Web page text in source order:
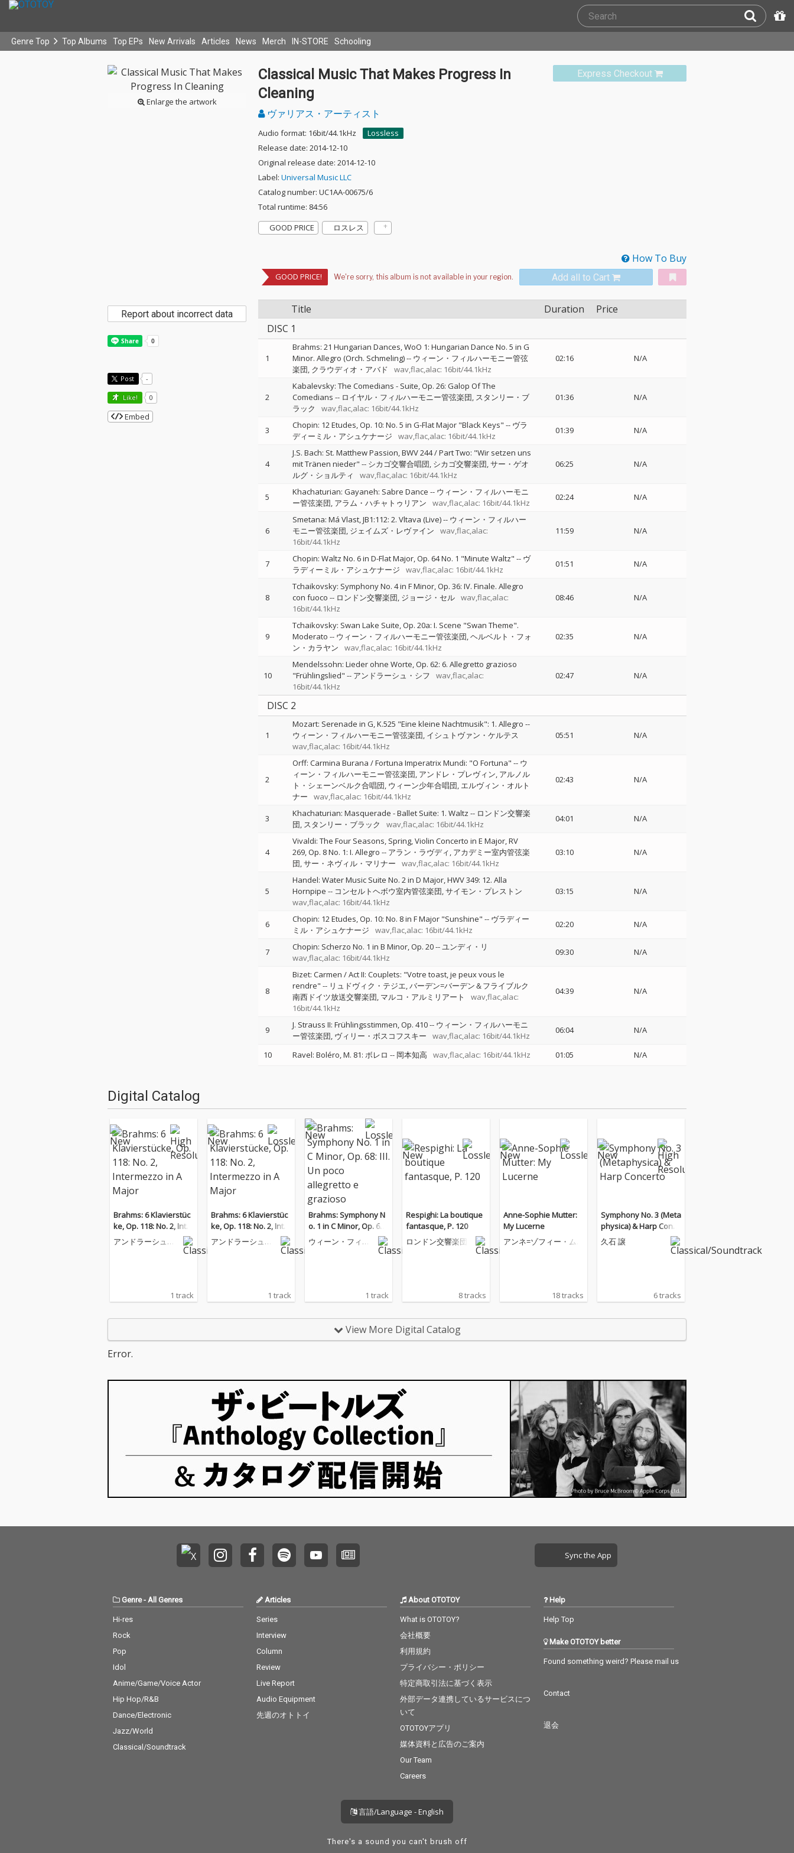
Genre Top Top Albums Top EPs New Arrivals Articles News Merch IN-STORE Schooling
Enlarge the artwork
Express Checkout
Classical Music That Makes Progress In
Cleaning
ヴァリアス・アーティスト
Audio format: 16bit/44.1kHz
Lossless
Release date: 2014-12-10
Original release date: 2014-12-10
Label: Universal Music LLC
Catalog number: UC1AA-00675/6
Total runtime: 84:56
GOOD PRICE
ロスレス
How To Buy
GOOD PRICE! Add all to Cart
Title Duration
Price
DISC 1
1
Brahms: 21 Hungarian Dances, WoO 1: Hungarian Dance No. 5 in G
Minor. Allegro (Orch. Schmeling)-- ウィーン・フィルハーモニー管弦
楽団 クラウディオ・アバド wav,flac,alac: 16bit/44.1kHz
02:16 N/A
2
Kabalevsky: The Comedians - Suite, Op. 26: Galop Of The
Comedians -- ロイヤル・フィルハーモニー管弦楽団 スタンリー・ブ
ラック
wav,flac,alac: 16bit/44.1kHz
01:36 N/A
3 Chopin: 12 Etudes, Op. 10: No. 5 in G-Flat Major "Black Keys" -- ヴラ
ディーミル・アシュケナージ
wav,flac,alac: 16bit/44.1kHz
01:39 N/A
4
J.S. Bach: St. Matthew Passion, BWV 244 / Part Two: "Wir setzen uns
mit Tränen nieder" -- シカゴ交響合唱団 シカゴ交響楽団 サー・ゲオ
ルグ・ショルティ
wav,flac,alac: 16bit/44.1kHz
06:25 N/A
5 Khachaturian: Gayaneh: Sabre Dance -- ウィーン・フィルハーモニ
ー管弦楽団 アラム・ハチャトゥリアン wav,flac,alac: 16bit/44.1kHz
02:24 N/A
6
Smetana: Má Vlast, JB1:112: 2. Vltava (Live)-- ウィーン・フィルハー
モニー管弦楽団 ジェイムズ・レヴァイン
wav,flac,alac:
16bit/44.1kHz
11:59 N/A
7 Chopin: Waltz No. 6 in D-Flat Major, Op. 64 No. 1 "Minute Waltz" -- ヴ
ラディーミル・アシュケナージ
wav,flac,alac: 16bit/44.1kHz
01:51 N/A
8
Tchaikovsky: Symphony No. 4 in F Minor, Op. 36: IV. Finale. Allegro
con fuoco -- ロンドン交響楽団 ジョージ・セル wav,flac,alac:
16bit/44.1kHz
08:46 N/A
9
Tchaikovsky: Swan Lake Suite, Op. 20a: I. Scene "Swan Theme".
Moderato -- ウィーン・フィルハーモニー管弦楽団 ヘルベルト・フォ
ン・カラヤン
wav,flac,alac: 16bit/44.1kHz
02:35 N/A
10
Mendelssohn: Lieder ohne Worte, Op. 62: 6. Allegretto grazioso
"Frühlingslied" -- アンドラーシュ・シフ
wav,flac,alac:
16bit/44.1kHz
02:47 N/A
DISC 2
1
Mozart: Serenade in G, K.525 "Eine kleine Nachtmusik": 1. Allegro --
ウィーン・フィルハーモニー管弦楽団 イシュトヴァン・ケルテス
wav,flac,alac: 16bit/44.1kHz
05:51 N/A
2
Orff: Carmina Burana / Fortuna Imperatrix Mundi: "O Fortuna" -- ウ
ィーン・フィルハーモニー管弦楽団 アンドレ・プレヴィン アルノル
ト・シェーンベルク合唱団 ウィーン少年合唱団 エルヴィン・オルト
ナー
wav,flac,alac: 16bit/44.1kHz
02:43 N/A
3 Khachaturian: Masquerade - Ballet Suite: 1. Waltz -- ロンドン交響楽
団 スタンリー・ブラック wav,flac,alac: 16bit/44.1kHz
04:01 N/A
4
Vivaldi: The Four Seasons, Spring, Violin Concerto in E Major, RV
269, Op. 8 No. 1: I. Allegro -- アラン・ラヴディ アカデミー室内管弦楽
団 サー・ネヴィル・マリナー wav,flac,alac: 16bit/44.1kHz
03:10 N/A
5
Handel: Water Music Suite No. 2 in D Major, HWV 349: 12. Alla
Hornpipe -- コンセルトヘボウ室内管弦楽団 サイモン・プレストン
wav,flac,alac: 16bit/44.1kHz
03:15 N/A
6 Chopin: 12 Etudes, Op. 10: No. 8 in F Major "Sunshine" -- ヴラディー
ミル・アシュケナージ
wav,flac,alac: 16bit/44.1kHz
02:20 N/A
7 Chopin: Scherzo No. 1 in B Minor, Op. 20--ユンディ・リ
wav,flac,alac: 16bit/44.1kHz
09:30 N/A
8
Bizet: Carmen / Act II: Couplets: "Votre toast, je peux vous le
rendre" -- リュドヴィク・テジエ バーデン=バーデン＆フライブルク
南西ドイツ放送交響楽団 マルコ・アルミリアート
wav,flac,alac:
16bit/44.1kHz
04:39 N/A
9 J. Strauss II: Frühlingsstimmen, Op. 410-- ウィーン・フィルハーモニ
ー管弦楽団 ヴィリー・ボスコフスキー wav,flac,alac: 16bit/44.1kHz
06:04 N/A
10 Ravel: Boléro, M. 81: ボレロ -- 岡本知高 wav,flac,alac: 16bit/44.1kHz 01:05 N/A
Report about incorrect data
Post -
Like! 0
Embed
Digital Catalog
Brahms: 6 Klavierstüc
ke, Op. 118: No. 2, Inter
mezzo in A Major
アンドラーシュ・
1 track
Brahms: 6 Klavierstüc
ke, Op. 118: No. 2, Inter
mezzo in A Major
アンドラーシュ・
1 track
Brahms: Symphony N
o. 1 in C Minor, Op. 68:
III. Un poco allegretto
e grazioso
ウィーン・フィル
1 track
Respighi: La boutique
fantasque, P. 120
ロンドン交響楽団
8 tracks
Anne-Sophie Mutter:
My Lucerne
アンネ=ゾフィー・ム
18 tracks
Symphony No. 3 (Meta
physica) & Harp Conce
rto
久石 譲
6 tracks
View More Digital Catalog
Error.
Sync the App
Genre- All Genres
Hi-res
Rock
Pop
Idol
Anime/Game/Voice Actor
Hip Hop/R&B
Dance/Electronic
Jazz/World
Classical/Soundtrack
Articles
Series
Interview
Column
Review
Live Report
Audio Equipment
先週のオトトイ
About OTOTOY
What is OTOTOY?
会社概要
利用規約
プライバシー・ポリシー
特定商取引法に基づく表示
外部データ連携しているサービスにつ
いて
OTOTOYアプリ
媒体資料と広告のご案内
Our Team
Careers
Help
Help Top
Make OTOTOY better
Found something weird? Please mail us
Contact
退会
言語/Language - English
There's a sound you can't brush off